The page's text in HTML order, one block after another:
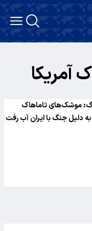
آمریکا
موشک‌های تاماهاک
به دلیل جنگ با ایران آب رفت